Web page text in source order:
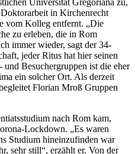
in Kirchenrecht
vom Kolleg entfernt. „Die
zu erleben, die in Rom
immer wieder, sagt der 34-
jeder Ritus hat hier seinen
Besuchergruppen ist die eher
ein solcher Ort. Als derzeit
Florian Mroß Gruppen
nach Rom kam,
Lockdown. „Es waren
Studium hineinzufinden war
sehr still“, erzählt er. Von der